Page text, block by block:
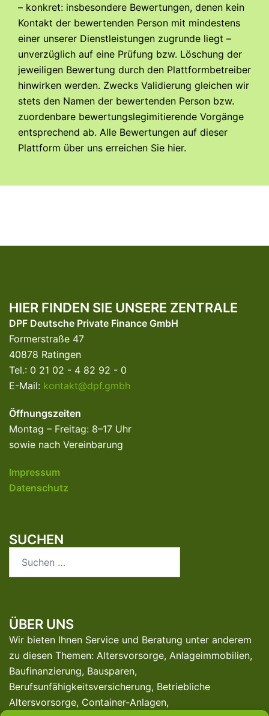
– konkret: insbesondere Bewertungen, denen kein
Kontakt der bewertenden Person mit mindestens
einer unserer Dienstleistungen zugrunde liegt –
unverzüglich auf eine Prüfung bzw. Löschung der
jeweiligen Bewertung durch den Plattformbetreiber
hinwirken werden. Zwecks Validierung gleichen wir
stets den Namen der bewertenden Person bzw.
zuordenbare bewertungslegimitierende Vorgänge
entsprechend ab. Alle Bewertungen auf dieser
Plattform über uns erreichen Sie hier.
HIER FINDEN SIE UNSERE ZENTRALE
DPF Deutsche Private Finance GmbH
Formerstraße 47
40878 Ratingen
Tel.: 0 21 02 - 4 82 92 - 0
E-Mail: kontakt@dpf.gmbh
Öffnungszeiten
Montag – Freitag: 8–17 Uhr
sowie nach Vereinbarung
Impressum
Datenschutz
SUCHEN
nach:
ÜBER UNS
Wir bieten Ihnen Service und Beratung unter anderem
zu diesen Themen: Altersvorsorge, Anlageimmobilien,
Baufinanzierung, Bausparen,
Berufsunfähigkeitsversicherung, Betriebliche
Altersvorsorge, Container-Anlagen,